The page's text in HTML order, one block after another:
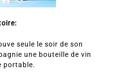
seule le soir de son
une bouteille de vin
portable.